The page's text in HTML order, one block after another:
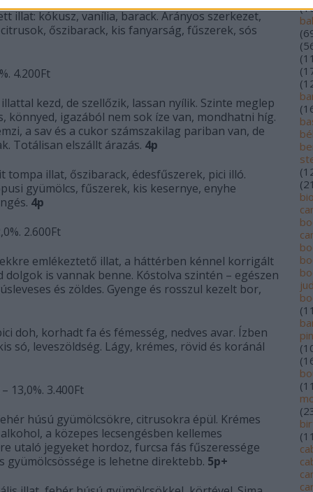
illat: kókusz, vanília, barack. Arányos szerkezet,
őszibarack, kis fanyarság, fűszerek, sós
4.200Ft
kezd, de szellőzik, lassan nyílik. Szinte meglep
könnyed, igazából nem sok íze van, mondhatni híg.
a sav és a cukor számszakilag pariban van, de
Totálisan elszállt árazás. 4p
illat, őszibarack, édesfűszerek, pici illó.
gyümölcs, fűszerek, kis kesernye, enyhe
4p
2.600Ft
emlékeztető illat, a háttérben kénnel korrigált
is vannak benne. Kóstolva szintén – egészen
és zöldes. Gyenge és rosszul kezelt bor,
doh, korhadt fa és fémesség, nedves avar. Ízben
só, leveszöldség. Lágy, krémes, rövid és koránál
– 13,0%. 3.400Ft
húsú gyümölcsökre, citrusokra épül. Krémes
a közepes lecsengésben kellemes
utaló jegyeket hordoz, furcsa fás fűszeressége
gyümölcsössége is lehetne direktebb. 5p+
(
(
(
(
(
(
(
(
(21
(11
(
(
(11
(
(